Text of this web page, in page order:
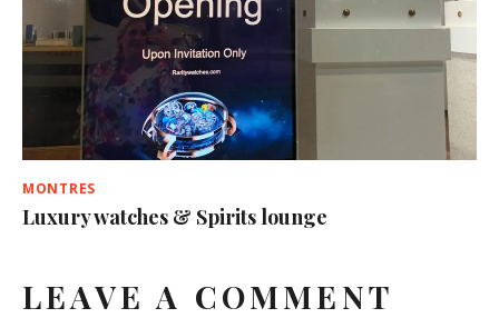
LEAVE A COMMENT
MONTRES
Luxury watches & Spirits lounge